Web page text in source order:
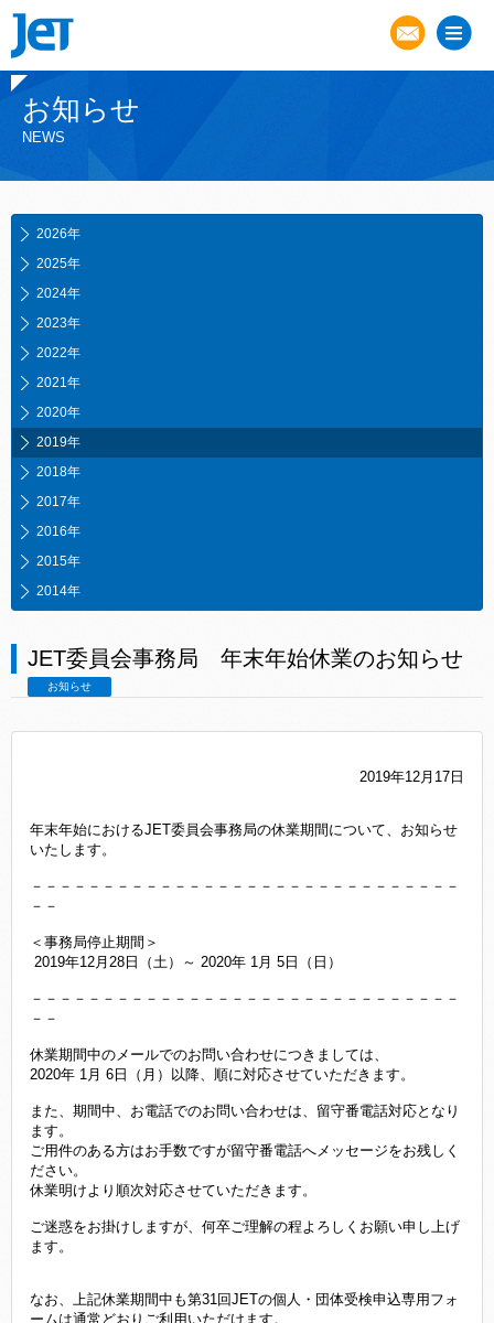
お知らせ
NEWS
2026年
2025年
2024年
2023年
2022年
2021年
2020年
2019年
2018年
2017年
2016年
2015年
2014年
JET委員会事務局 年末年始休業のお知らせ
お知らせ
2019年12月17日
年末年始におけるJET委員会事務局の休業期間について、お知らせ
いたします。
－－－－－－－－－－－－－－－－－－－－－－－－－－－－－－
－－
＜事務局停止期間＞
2019年12月28日（土）～ 2020年 1月 5日（日）
－－－－－－－－－－－－－－－－－－－－－－－－－－－－－－
－－
休業期間中のメールでのお問い合わせにつきましては、
2020年 1月 6日（月）以降、順に対応させていただきます。
また、期間中、お電話でのお問い合わせは、留守番電話対応となり
ます。
ご用件のある方はお手数ですが留守番電話へメッセージをお残しく
ださい。
休業明けより順次対応させていただきます。
ご迷惑をお掛けしますが、何卒ご理解の程よろしくお願い申し上げ
ます。
なお、上記休業期間中も第31回JETの個人・団体受検申込専用フォ
ームは通常どおりご利用いただけます。